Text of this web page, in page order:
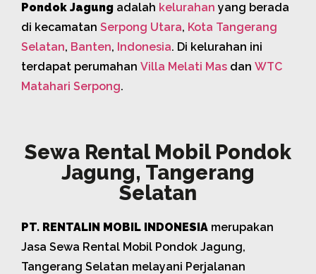
Pondok Jagung adalah kelurahan yang berada
di kecamatan Serpong Utara, Kota Tangerang
Selatan, Banten, Indonesia. Di kelurahan ini
terdapat perumahan Villa Melati Mas dan WTC
Matahari Serpong.
Sewa Rental Mobil Pondok
Jagung, Tangerang
Selatan
PT. RENTALIN MOBIL INDONESIA merupakan
Jasa Sewa Rental Mobil Pondok Jagung,
Tangerang Selatan melayani Perjalanan